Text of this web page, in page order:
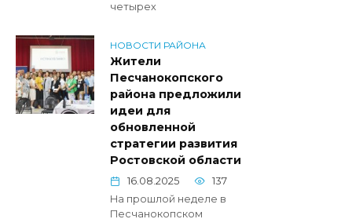
четырех
НОВОСТИ РАЙОНА
Жители
Песчанокопского
района предложили
идеи для
обновленной
стратегии развития
Ростовской области
16.08.2025
137
На прошлой неделе в
Песчанокопском